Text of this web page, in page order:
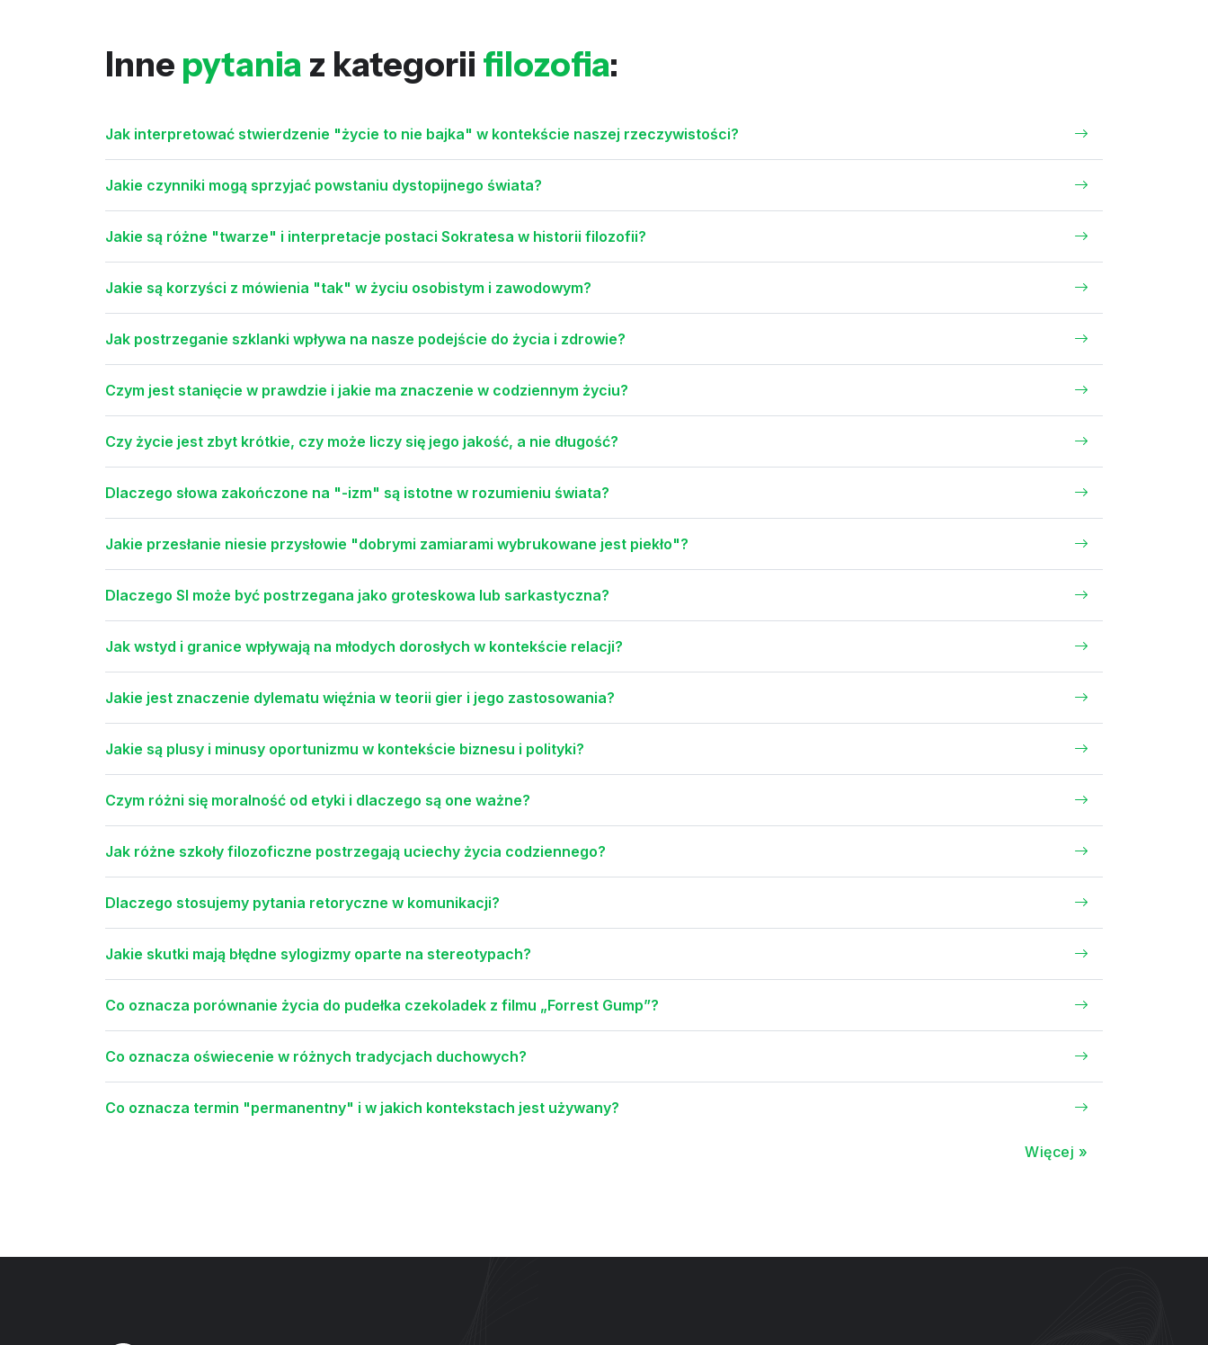
Inne pytania z kategorii filozofia:
Jak interpretować stwierdzenie "życie to nie bajka" w kontekście naszej rzeczywistości?
Jakie czynniki mogą sprzyjać powstaniu dystopijnego świata?
Jakie są różne "twarze" i interpretacje postaci Sokratesa w historii filozofii?
Jakie są korzyści z mówienia "tak" w życiu osobistym i zawodowym?
Jak postrzeganie szklanki wpływa na nasze podejście do życia i zdrowie?
Czym jest stanięcie w prawdzie i jakie ma znaczenie w codziennym życiu?
Czy życie jest zbyt krótkie, czy może liczy się jego jakość, a nie długość?
Dlaczego słowa zakończone na "-izm" są istotne w rozumieniu świata?
Jakie przesłanie niesie przysłowie "dobrymi zamiarami wybrukowane jest piekło"?
Dlaczego SI może być postrzegana jako groteskowa lub sarkastyczna?
Jak wstyd i granice wpływają na młodych dorosłych w kontekście relacji?
Jakie jest znaczenie dylematu więźnia w teorii gier i jego zastosowania?
Jakie są plusy i minusy oportunizmu w kontekście biznesu i polityki?
Czym różni się moralność od etyki i dlaczego są one ważne?
Jak różne szkoły filozoficzne postrzegają uciechy życia codziennego?
Dlaczego stosujemy pytania retoryczne w komunikacji?
Jakie skutki mają błędne sylogizmy oparte na stereotypach?
Co oznacza porównanie życia do pudełka czekoladek z filmu „Forrest Gump”?
Co oznacza oświecenie w różnych tradycjach duchowych?
Co oznacza termin "permanentny" i w jakich kontekstach jest używany?
Więcej »